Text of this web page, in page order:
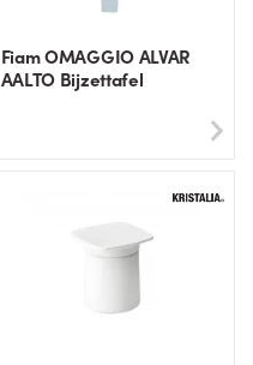
Fiam OMAGGIO ALVAR
AALTO Bijzettafel